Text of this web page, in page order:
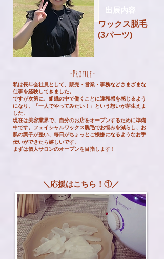
​出展内容
ワックス脱毛
(3パーツ)
-Profile-
私は長年会社員として、販売・営業・事務などさまざまな
仕事を経験してきました。
ですが次第に、組織の中で働くことに違和感を感じるよう
になり、「一人でやってみたい！」という想いが芽生えま
した。
現在は美容業界で、自分のお店をオープンするために準備
中です。フェイシャルワックス脱毛でお悩みを減らし、お
肌の調子が整い、毎日がちょっとご機嫌になるようなお手
伝いができたら嬉しいです。
まずは個人サロンのオープンを目指します！
＼応援はこちら！①／